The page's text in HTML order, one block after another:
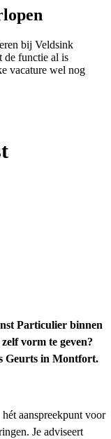
bij Veldsink
de functie al is
vacature wel nog
Particulier binnen
vorm te geven?
Geurts in Montfort.
aanspreekpunt voor
Je adviseert